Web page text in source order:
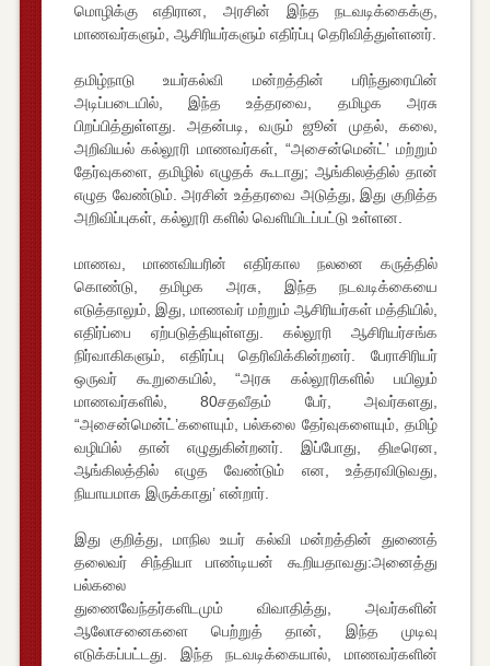
மொழிக்கு எதிரான, அரசின் இந்த நடவடிக்கைக்கு,
மாணவர்களும், ஆசிரியர்களும் எதிர்ப்பு தெரிவித்துள்ளனர்.
தமிழ்நாடு உயர்கல்வி மன்றத்தின் பரிந்துரையின்
அடிப்படையில், இந்த உத்தரவை, தமிழக அரசு
பிறப்பித்துள்ளது. அதன்படி, வரும் ஜூன் முதல், கலை,
அறிவியல் கல்லூரி மாணவர்கள், “அசைன்மென்ட்’ மற்றும்
தேர்வுகளை, தமிழில் எழுதக் கூடாது; ஆங்கிலத்தில் தான்
எழுத வேண்டும். அரசின் உத்தரவை அடுத்து, இது குறித்த
அறிவிப்புகள், கல்லூரி களில் வெளியிடப்பட்டு உள்ளன.
மாணவ, மாணவியரின் எதிர்கால நலனை கருத்தில்
கொண்டு, தமிழக அரசு, இந்த நடவடிக்கையை
எடுத்தாலும், இது, மாணவர் மற்றும் ஆசிரியர்கள் மத்தியில்,
எதிர்ப்பை ஏற்படுத்தியுள்ளது. கல்லூரி ஆசிரியர்சங்க
நிர்வாகிகளும், எதிர்ப்பு தெரிவிக்கின்றனர். பேராசிரியர்
ஒருவர் கூறுகையில், “அரசு கல்லூரிகளில் பயிலும்
மாணவர்களில், 80சதவீதம் பேர், அவர்களது,
“அசைன்மென்ட்’களையும், பல்கலை தேர்வுகளையும், தமிழ்
வழியில் தான் எழுதுகின்றனர். இப்போது, திடீரென,
ஆங்கிலத்தில் எழுத வேண்டும் என, உத்தரவிடுவது,
நியாயமாக இருக்காது’ என்றார்.
இது குறித்து, மாநில உயர் கல்வி மன்றத்தின் துணைத்
தலைவர் சிந்தியா பாண்டியன் கூறியதாவது:அனைத்து
பல்கலை
துணைவேந்தர்களிடமும் விவாதித்து, அவர்களின்
ஆலோசனைகளை பெற்றுத் தான், இந்த முடிவு
எடுக்கப்பட்டது. இந்த நடவடிக்கையால், மாணவர்களின்